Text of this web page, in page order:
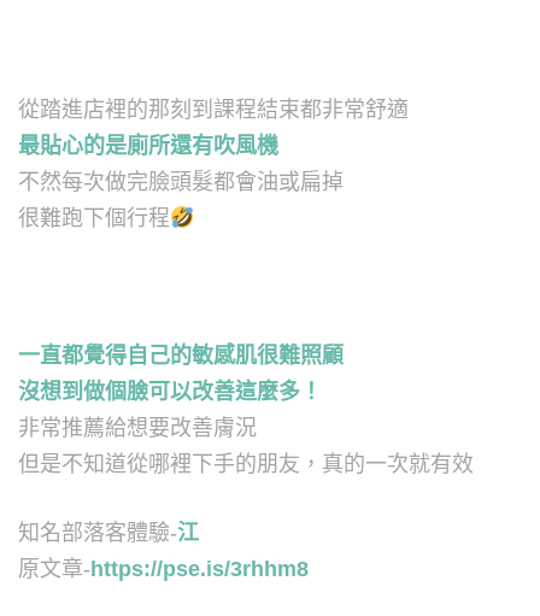
從踏進店裡的那刻到課程結束都非常舒適
最貼心的是廁所還有吹風機
不然每次做完臉頭髮都會油或扁掉
很難跑下個行程
一直都覺得自己的敏感肌很難照顧
沒想到做個臉可以改善這麼多！
非常推薦給想要改善膚況
但是不知道從哪裡下手的朋友，真的一次就有效
知名部落客體驗-江
原文章- https://pse.is/3rhhm8